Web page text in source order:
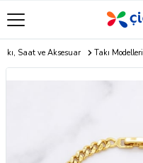
Saat ve Aksesuar Takı Modelleri